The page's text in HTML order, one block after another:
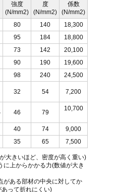
強度
(N/mm2)
度
(N/mm2)
係数
(N/mm2)
80 140
18,300
95 184
18,800
73 142
20,100
90 190
19,600
98 240 24,500
32 54 7,200
46 79
10,700
40 74
9,000
35 65 7,500
大きいほど、密度が高く重い)
に上からかかる力(数値が大き
がある部材の中央に対してか
って折れにくい)